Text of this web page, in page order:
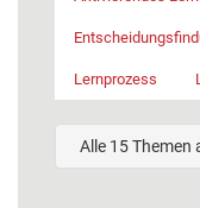
Lernprozess
Alle 15 Themen